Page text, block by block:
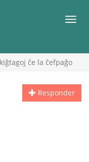
ĉe la ĉefpaĝo
Responder